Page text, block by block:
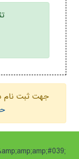
جهت ثبت نام